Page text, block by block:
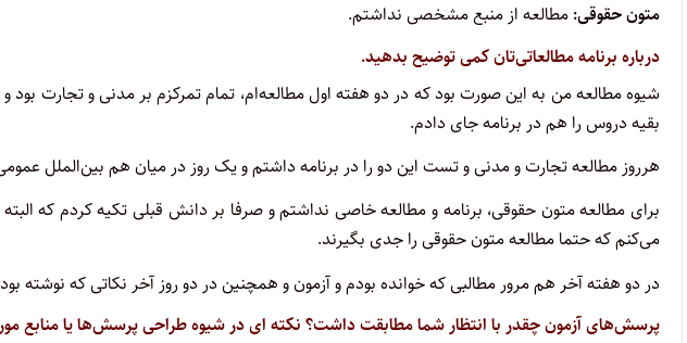
متون حقوقی: مطالعه از منبع مشخصی نداشتم.
درباره برنامه مطالعاتی‌تان کمی توضیح بدهید.
شیوه مطالعه من به این صورت بود که در دو هفته اول مطالعه‌ام، تمام تمرکزم بر مدنی و تجارت بود
بقیه دروس را هم در برنامه جای دادم.
هرروز مطالعه تجارت و مدنی و تست این دو را در برنامه داشتم و یک روز در میان هم بین‌الملل
برای مطالعه متون حقوقی، برنامه و مطالعه خاصی نداشتم و صرفا بر دانش قبلی تکیه کردم که
می‌کنم که حتما مطالعه متون حقوقی را جدی بگیرند.
در دو هفته آخر هم مرور مطالبی که خوانده بودم و آزمون و همچنین در دو روز آخر نکاتی که نوشته
پرسش‌های آزمون چقدر با انتظار شما مطابقت داشت؟ نکته ای در شیوه طراحی پرسش‌ها یا منابع